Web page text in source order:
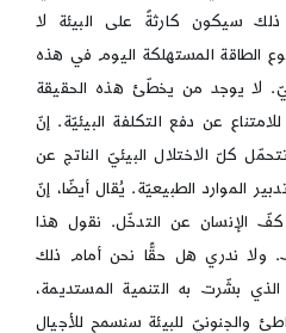
سيكون كارثةً على البيئة لا
الطاقة المستهلكة اليوم في هذه
لا يوجد من يخطّئ هذه الحقيقة
عن دفع التكلفة البيئيّة. إنّ
كلّ الاختلال البيئيّ الناتج عن
الموارد الطبيعيّة. يُقال أيضّا، إنّ
كفّ الإنسان عن التدخّل. نقول هذا
ولا ندري هل حقًّا نحن أمام ذلك
بشّرت به التنمية المستديمة،
والجنونيّ للبيئة سنسمح للأجيال